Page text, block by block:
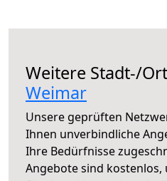
Weitere Stadt-/
Weimar
Unsere geprüften
Ihnen unverbindliche
Ihre Bedürfnisse
Angebote sind